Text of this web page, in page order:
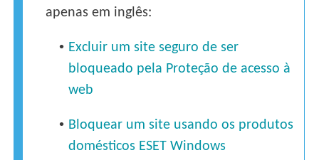
apenas em inglês:
• Excluir um site seguro de ser
bloqueado pela Proteção de acesso à
web
• Bloquear um site usando os produtos
domésticos ESET Windows